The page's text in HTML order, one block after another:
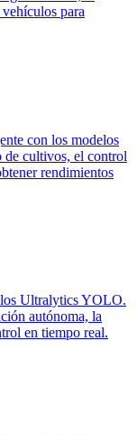
para
con los modelos
cultivos, el control
rendimientos
Ultralytics YOLO.
autónoma, la
en tiempo real.